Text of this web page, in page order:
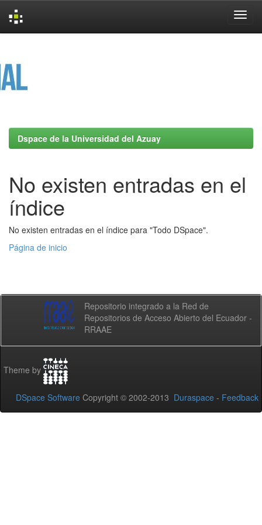
Dspace de la Universidad del Azuay
No existen entradas en el
índice
No existen entradas en el índice para "Todo DSpace".
Página de inicio
Repositorio integrado a la Red de
Repositorios de Acceso Abierto del Ecuador -
RRAAE
Theme by
DSpace Software Copyright © 2002-2013 Duraspace - Feedback